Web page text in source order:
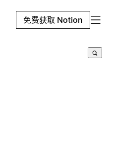
免费获取 Notion